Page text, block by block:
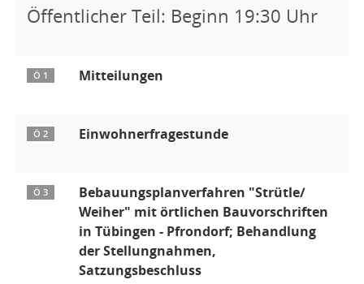
Öffentlicher Teil: Beginn 19:30 Uhr
Ö 1 Mitteilungen
Ö 2 Einwohnerfragestunde
Ö 3
Bebauungsplanverfahren "Strütle/
Weiher" mit örtlichen Bauvorschriften
in Tübingen - Pfrondorf; Behandlung
der Stellungnahmen,
Satzungsbeschluss